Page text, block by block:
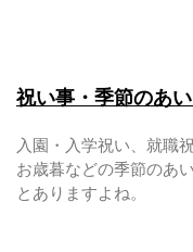
祝い事・季節のあ
入園・入学祝い、就職
お歳暮などの季節のあ
とありますよね。